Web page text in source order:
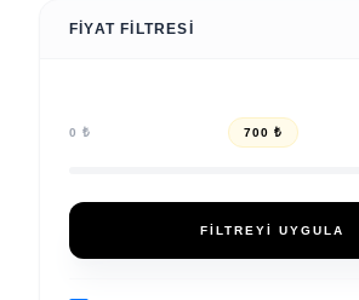
FIYAT FILTRESI
0 ₺ 700 ₺
FILTREYI UYGULA